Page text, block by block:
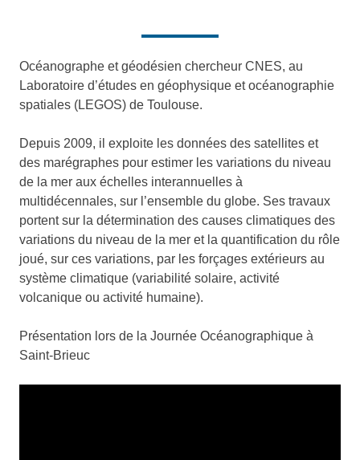
Océanographe et géodésien chercheur CNES, au
Laboratoire d’études en géophysique et océanographie
spatiales (LEGOS) de Toulouse.
Depuis 2009, il exploite les données des satellites et
des marégraphes pour estimer les variations du niveau
de la mer aux échelles interannuelles à
multidécennales, sur l’ensemble du globe. Ses travaux
portent sur la détermination des causes climatiques des
variations du niveau de la mer et la quantification du rôle
joué, sur ces variations, par les forçages extérieurs au
système climatique (variabilité solaire, activité
volcanique ou activité humaine).
Présentation lors de la Journée Océanographique à
Saint-Brieuc